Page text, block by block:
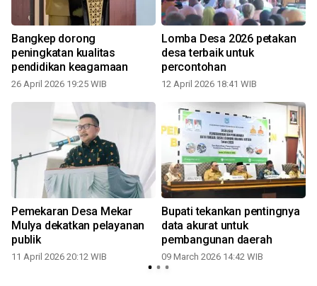
Bangkep dorong
peningkatan kualitas
pendidikan keagamaan
26 April 2026 19:25 WIB
Lomba Desa 2026 petakan
desa terbaik untuk
percontohan
12 April 2026 18:41 WIB
Pemekaran Desa Mekar
Mulya dekatkan pelayanan
publik
11 April 2026 20:12 WIB
Bupati tekankan pentingnya
data akurat untuk
pembangunan daerah
09 March 2026 14:42 WIB